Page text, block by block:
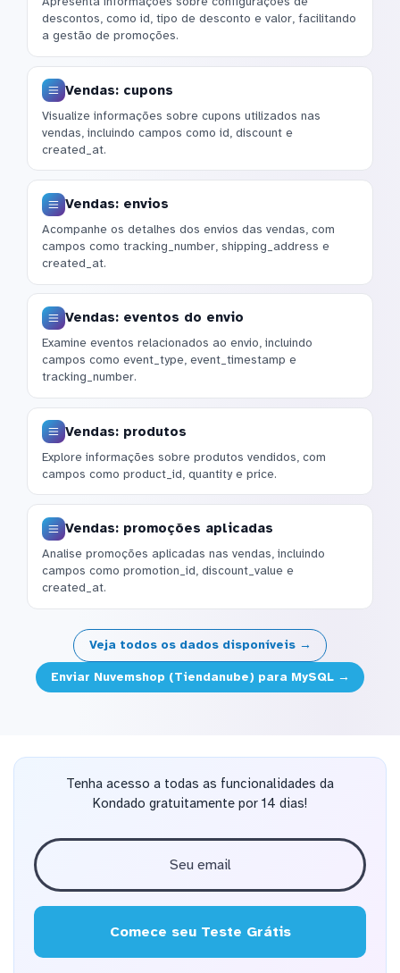
descontos, como id, tipo de desconto e valor, facilitando
a gestão de promoções.
Vendas: cupons
Visualize informações sobre cupons utilizados nas
vendas, incluindo campos como id, discount e
created_at.
Vendas: envios
Acompanhe os detalhes dos envios das vendas, com
campos como tracking_number, shipping_address e
created_at.
Vendas: eventos do envio
Examine eventos relacionados ao envio, incluindo
campos como event_type, event_timestamp e
tracking_number.
Vendas: produtos
Explore informações sobre produtos vendidos, com
campos como product_id, quantity e price.
Vendas: promoções aplicadas
Analise promoções aplicadas nas vendas, incluindo
campos como promotion_id, discount_value e
created_at.
Veja todos os dados disponíveis →
Enviar Nuvemshop (Tiendanube) para MySQL →
Tenha acesso a todas as funcionalidades da
Kondado gratuitamente por 14 dias!
Comece seu Teste Grátis